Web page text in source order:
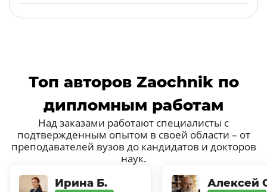
Топ авторов Zaochnik по
дипломным работам
Над заказами работают специалисты с
подтвержденным опытом в своей области – от
преподавателей вузов до кандидатов и докторов
наук.
Ирина Б. Алексей